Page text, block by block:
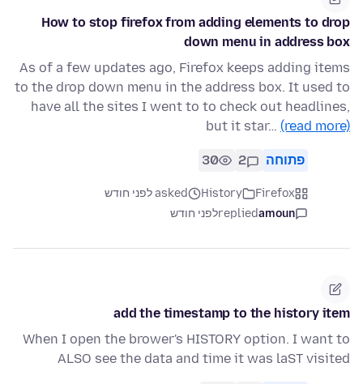
How to stop firefox from adding elements to drop
down menu in address box
As of a few updates ago, Firefox keeps adding items
to the drop down menu in the address box. It used to
have all the sites I went to to check out headlines,
but it star… (read more)
פתוחה 2
30
Firefox
History
asked לפני חודש
amoun
repliedלפני חודש
add the timestamp to the history item
When I open the brower's HISTORY option. I want to
ALSO see the data and time it was laST visited